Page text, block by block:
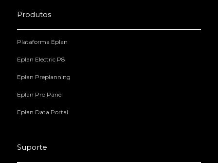
Produtos
Plataforma Eplan
Eplan Electric P8
Eplan Preplanning
Eplan Pro Panel
Eplan Data Portal
Suporte